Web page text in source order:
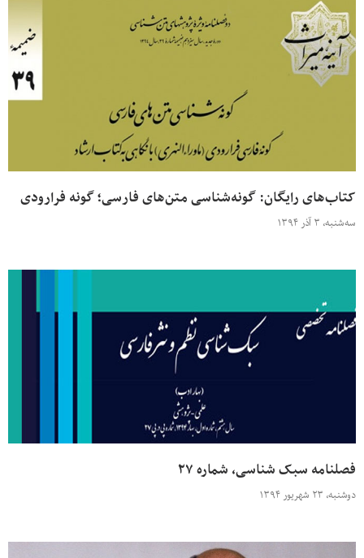
کتاب‌های رایگان: گونه‌شناسی متن‌های فارسی؛ گونه فرارودی
سه‌شنبه، ۳ آذر ۱۳۹۴
فصلنامه سبک شناسی، شماره ۲۷
دوشنبه، ۲۳ شهریور ۱۳۹۴